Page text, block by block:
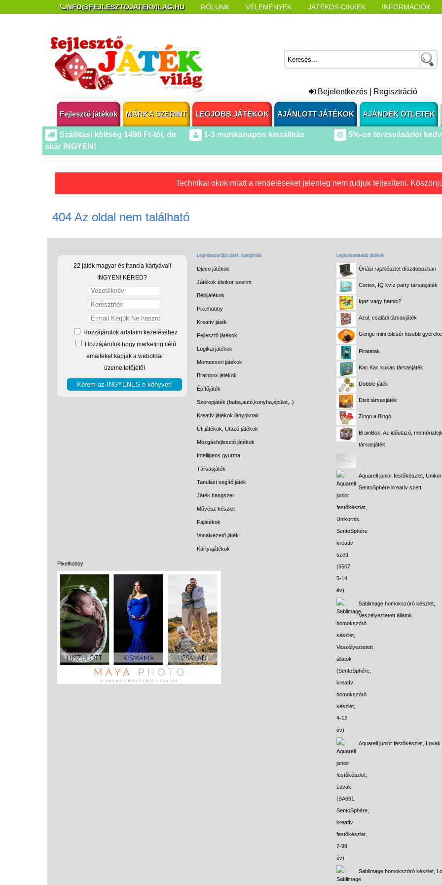
INFO@FEJLESZTOJATEKVILAG.HU RÓLUNK VÉLEMÉNYEK JÁTÉKOS CIKKEK INFORMÁCIÓK
Bejelentkezés Regisztráció
Fejlesztő játékok MÁRKA SZERINT LEGJOBB JÁTÉKOK AJÁNLOTT JÁTÉKOK AJÁNDÉK ÖTLETEK
Szállítási költség 1490 Ft-tól, de
akár INGYEN!
1-3 munkanapos kiszállítás 5%-os törzsvásárlói
Technikai okok miatt a rendeléseket jelenleg nem tudjuk teljesíteni.
404 Az oldal nem található
22 játék magyar és francia kártyával!
INGYEN! KÉRED?
Hozzájárulok adataim kezeléséhez
Hozzájárulok hogy marketing célú
emaileket kapjak a weboldal
üzemeltetőjétől
Pixelhobby
Legnépszerűbb játék kategóriák
Djeco játékok
Játékok életkor szerint
Bébijátékok
Pixelhobby
Kreatív játék
Fejlesztő játékok
Logikai játékok
Montessori játékok
Brainbox játékok
Építőjáték
Szerepjáték (baba,autó,konyha,épület,..)
Kreatív játékok lányoknak
Úti játékok, Utazó játékok
Mozgásfejlesztő játékok
Intelligens gyurma
Társasjáték
Tanulást segítő játék
Játék hangszer
Művész készlet
Fajátékok
Vonalvezető játék
Kártyajátékok
Legkeresettebb játékok
Óriási rajzkészlet díszdobozban
Cortex, IQ kvíz party társasjáték
Igaz vagy hamis?
Azul, családi társasjáték
Gonge mini tölcsér kisebb
Piratatak
Kac Kac kukac társasjáték
Dobble játék
Dixit társasjáték
Zingo a Bingó
BrainBox, Az időutazó,
társasjáték
Aquarell junior festőkészlet,
SentoSphére kreatív szett
Sablimage homokszóró készlet,
Veszélyeztetett állatok
Aquarell junior festőkészlet, Lovak
Sablimage homokszóró készlet,